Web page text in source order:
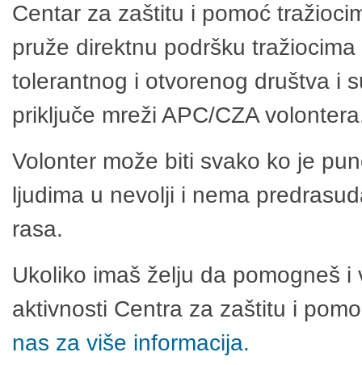
Centar za zaštitu i pomoć
pruže direktnu podršku
tolerantnog i otvorenog društva i
priključe mreži APC/CZA
Volonter može biti svako ko je
ljudima u nevolji i nema
rasa.
Ukoliko imaš želju da pomogneš
aktivnosti Centra za zaštitu i
nas za više informacija.